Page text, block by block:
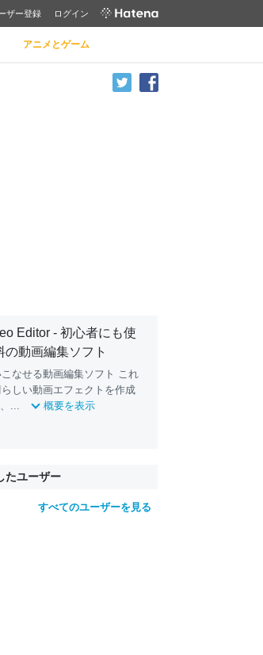
ザー登録 ログイン
アニメとゲーム
Editor - 初心者にも使
の動画編集ソフト
なせる動画編集ソフト これ
しい動画エフェクトを作成
... 概要を表示
たユーザー
すべてのユーザーを見る